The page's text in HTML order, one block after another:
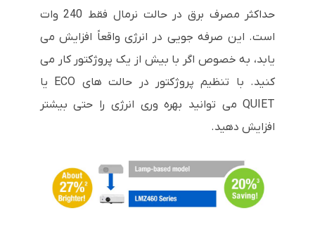
حداکثر مصرف برق در حالت نرمال فقط 240 وات
است. این صرفه جویی در انرژی واقعاً افزایش می
یابد، به خصوص اگر با بیش از یک پروژکتور کار می
کنید. با تنظیم پروژکتور در حالت های ECO یا
QUIET می توانید بهره وری انرژی را حتی بیشتر
افزایش دهید.